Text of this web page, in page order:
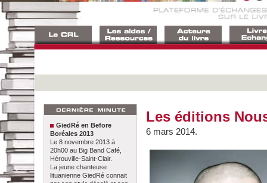
GiedRé en Before
Boréales 2013
Le 8 novembre 2013 à
20h00 au Big Band Café,
Hérouville-Saint-Clair.
La jeune chanteuse
lituanienne GiedRé connait
Les éditions
6 mars 2014.